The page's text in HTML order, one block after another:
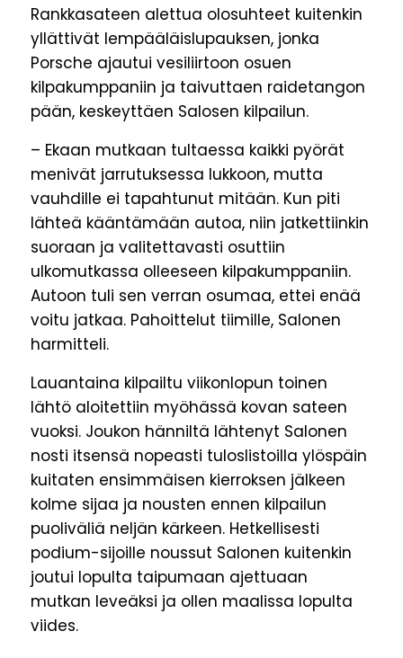
Rankkasateen alettua olosuhteet kuitenkin
yllättivät lempääläislupauksen, jonka
Porsche ajautui vesiliirtoon osuen
kilpakumppaniin ja taivuttaen raidetangon
pään, keskeyttäen Salosen kilpailun.
– Ekaan mutkaan tultaessa kaikki pyörät
menivät jarrutuksessa lukkoon, mutta
vauhdille ei tapahtunut mitään. Kun piti
lähteä kääntämään autoa, niin jatkettiinkin
suoraan ja valitettavasti osuttiin
ulkomutkassa olleeseen kilpakumppaniin.
Autoon tuli sen verran osumaa, ettei enää
voitu jatkaa. Pahoittelut tiimille, Salonen
harmitteli.
Lauantaina kilpailtu viikonlopun toinen
lähtö aloitettiin myöhässä kovan sateen
vuoksi. Joukon hänniltä lähtenyt Salonen
nosti itsensä nopeasti tuloslistoilla ylöspäin
kuitaten ensimmäisen kierroksen jälkeen
kolme sijaa ja nousten ennen kilpailun
puoliväliä neljän kärkeen. Hetkellisesti
podium-sijoille noussut Salonen kuitenkin
joutui lopulta taipumaan ajettuaan
mutkan leveäksi ja ollen maalissa lopulta
viides.